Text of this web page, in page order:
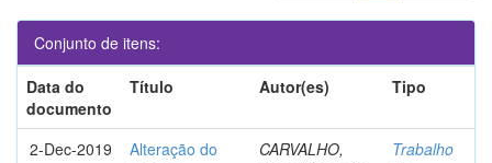
Conjunto de itens:
Data do
documento
Título Autor(es) Tipo
2-Dec-2019
Alteração do
CARVALHO,
Trabalho